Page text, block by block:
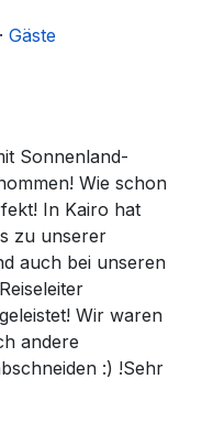
· Gäste
Sonnenland-
Wie schon
In Kairo hat
zu unserer
auch bei unseren
Wir waren
andere
:) !Sehr